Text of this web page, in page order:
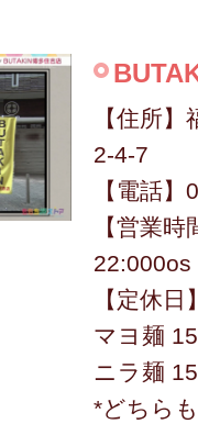
【住所
2-4-7
【電話
【営業
22:000os
【定休日
マヨ麺
ニラ麺
*どちら